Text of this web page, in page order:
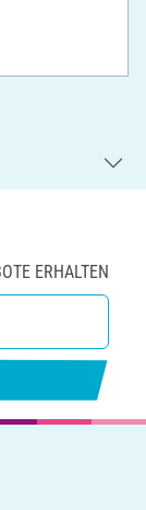
ERHALTEN